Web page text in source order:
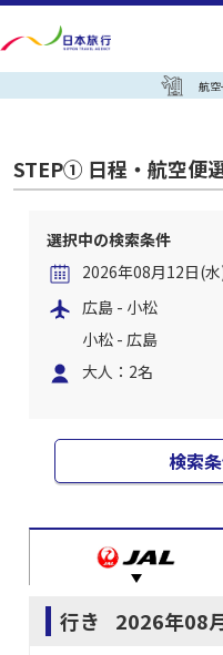
航
STEP① 日程・航空便
選択中の検索条件
2026年08月12日(
広島 - 小松
小松 - 広島
大人：2名
検索
行き 2026年08